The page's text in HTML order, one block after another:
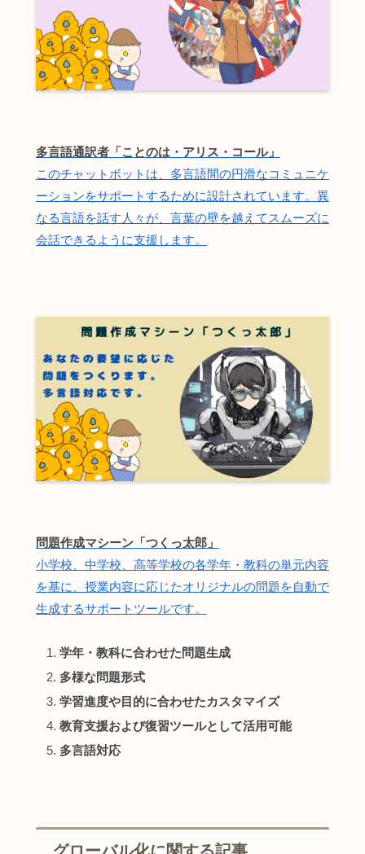
多言語通訳者「ことのは・アリス・コール」
このチャットボットは、多言語間の円滑なコミュニケ
ーションをサポートするために設計されています。異
なる言語を話す人々が、言葉の壁を越えてスムーズに
会話できるように支援します。
問題作成マシーン「つくっ太郎」
小学校、中学校、高等学校の各学年・教科の単元内容
を基に、授業内容に応じたオリジナルの問題を自動で
生成するサポートツールです。
学年・教科に合わせた問題生成
多様な問題形式
学習進度や目的に合わせたカスタマイズ
教育支援および復習ツールとして活用可能
多言語対応